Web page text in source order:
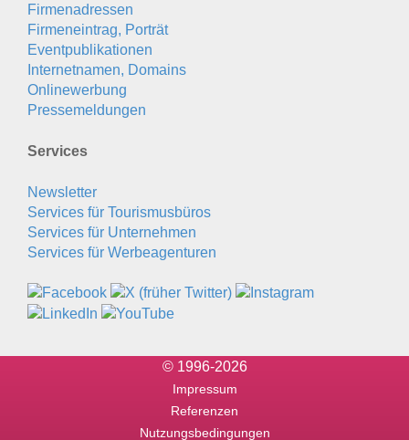
Firmenadressen
Firmeneintrag, Porträt
Eventpublikationen
Internetnamen, Domains
Onlinewerbung
Pressemeldungen
Services
Newsletter
Services für Tourismusbüros
Services für Unternehmen
Services für Werbeagenturen
© 1996-2026
Impressum
Referenzen
Nutzungsbedingungen